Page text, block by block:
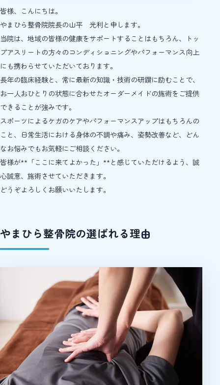
皆様、こんにちは。
やまひら整骨院院長の山平 光利と申します。
当院は、地域の皆様の健康をサポートすることはもちろん、トッ
プアスリートの方々のコンディショニングやパフォーマンス向上
にも携わらせていただいております。
長年の臨床経験と、常に最新の知識・技術の研鑽に励むことで、
お一人おひとりの状態に合わせたオーダーメイドの施術をご提供
できることが強みです。
スポーツによるケガのケアやパフォーマンスアップはもちろんの
こと、日常生活における身体の不調や痛み、姿勢改善など、どん
なお悩みでもお気軽にご相談ください。
皆様が**「ここに来てよかった」**と感じていただけるよう、誠
心誠意、施術させていただきます。
どうぞよろしくお願いいたします。
やまひら整骨院の選ばれる理由